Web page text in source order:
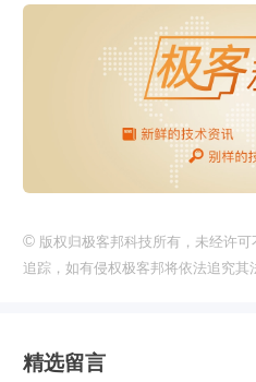
© 版权归极客邦科技所有，未经许
追踪，如有侵权极客邦将依法追究其
精选留言